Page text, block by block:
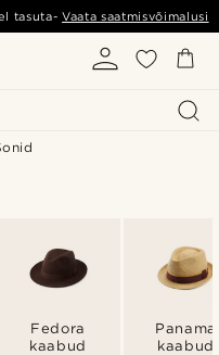
tasuta-Vaata saatmisvõimalusi
Fedora
kaabud
Panama
kaabud